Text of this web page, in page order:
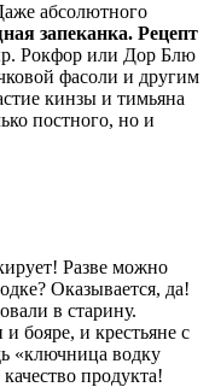
абсолютного
запеканка. Рецепт
Рокфор или Дор Блю
фасоли и другим
кинзы и тимьяна
постного, но и
Разве можно
Оказывается, да!
в старину.
бояре, и крестьяне с
«ключница водку
продукта!